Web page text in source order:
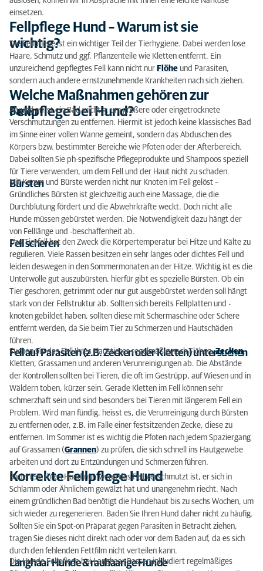
Welche Maßnahmen gehören zur Fellpflege bei
Hund?
Korrekte Fellpflege Hund
Achtung bei Tieren mit Hautschuppen
einsetzen.
Fellpflege Hund – Warum ist sie
wichtig?
Die Fellpflege ist ein wichtiger Teil der Tierhygiene. Dabei werden lose
Haare, Schmutz und ggf. Pflanzenteile wie Kletten entfernt. Ein
unzureichend gepflegtes Fell kann nicht nur Flöhe und Parasiten,
sondern auch andere ernstzunehmende Krankheiten nach sich ziehen.
Welche Maßnahmen gehören zur
Fellpflege bei Hund?
Baden
Ab und an ist ein Bad wichtig, um größere oder eingetrocknete
Verschmutzungen zu entfernen. Hiermit ist jedoch keine klassisches Bad
im Sinne einer vollen Wanne gemeint, sondern das Abduschen des
Körpers bzw. bestimmter Bereiche wie Pfoten oder der Afterbereich.
Dabei sollten Sie ph-spezifische Pflegeprodukte und Shampoos speziell
für Tiere verwenden, um dem Fell und der Haut nicht zu schaden.
Bürsten
Mit Kamm und Bürste werden nicht nur Knoten im Fell gelöst –
Gründliches Bürsten ist gleichzeitig auch eine Massage, die die
Durchblutung fördert und die Abwehrkräfte weckt. Doch nicht alle
Hunde müssen gebürstet werden. Die Notwendigkeit dazu hängt der
von Felllänge und -beschaffenheit ab.
Fell scheren
Das Tierfell hat den Zweck die Körpertemperatur bei Hitze und Kälte zu
regulieren. Viele Rassen besitzen ein sehr langes oder dichtes Fell und
leiden deswegen in den Sommermonaten an der Hitze. Wichtig ist es die
Unterwolle gut auszubürsten, hierfür gibt es spezielle Bürsten. Ob ein
Tier geschoren, getrimmt oder nur gut ausgebürstet werden soll hängt
stark von der Fellstruktur ab. Sollten sich bereits Fellplatten und -
knoten gebildet haben, sollten diese mit Schermaschine oder Schere
entfernt werden, da Sie beim Tier zu Schmerzen und Hautschäden
führen.
Fell auf Parasiten (z.B. Zecken oder Kletten) untersuchen
Suchen Sie das Fell Ihres Haustieres regelmäßig nach Flöhen,Zecken,
Kletten, Grassamen und anderen Verunreinigungen ab. Die Abstände
der Kontrollen sollten bei Tieren, die oft im Gestrüpp, auf Wiesen und in
Wäldern toben, kürzer sein. Gerade Kletten im Fell können sehr
schmerzhaft sein und sind besonders bei Tieren mit längerem Fell ein
Problem. Wird man fündig, heisst es, die Verunreinigung durch Bürsten
zu entfernen oder, z.B. im Falle einer festsitzenden Zecke, diese zu
entfernen. Im Sommer ist es wichtig die Pfoten nach jedem Spaziergang
auf Grassamen (Grannen) zu prüfen, die sich schnell ins Hautgewebe
arbeiten und dort zu Entzündungen und Schmerzen führen.
Korrekte Fellpflege Hund
Baden Sie Ihren Hund nur, wenn das Fell verschmutzt ist, er sich in
Schlamm oder Ähnlichem gewälzt hat und unangenehm riecht. Nach
einem gründlichen Bad benötigt die Hundehaut bis zu sechs Wochen, um
sich wieder zu regenerieren. Baden Sie Ihren Hund daher nicht zu häufig.
Sollten Sie ein Spot-on Präparat gegen Parasiten in Betracht ziehen,
tragen Sie dieses nicht direkt nach oder vor dem Baden auf, da es sich
durch den fehlenden Fettfilm nicht verteilen kann.
Langhaar Hunde & rauhaarige Hunde
Die Hunde Fellpflege bei Langhaar Rassen inkludiert regelmäßiges